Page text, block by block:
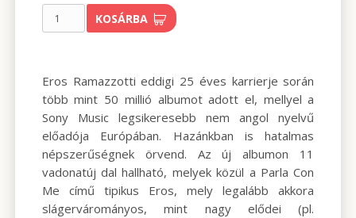
KOSÁRBA
Eros Ramazzotti eddigi 25 éves karrierje során
több mint 50 millió albumot adott el, mellyel a
Sony Music legsikeresebb nem angol nyelvű
előadója Európában. Hazánkban is hatalmas
népszerűségnek örvend. Az új albumon 11
vadonatúj dal hallható, melyek közül a Parla Con
Me című tipikus Eros, mely legalább akkora
slágervárományos, mint nagy elődei (pl.